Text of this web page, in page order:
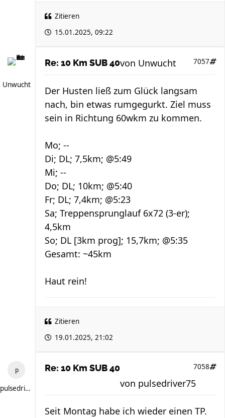
Zitieren
15.01.2025, 09:22
Unwucht
Re: 10 Km SUB 40 7057
von Unwucht
Der Husten ließ zum Glück langsam
nach, bin etwas rumgegurkt. Ziel muss
sein in Richtung 60wkm zu kommen.
Mo; --
Di; DL; 7,5km; @5:49
Mi; --
Do; DL; 10km; @5:40
Fr; DL; 7,4km; @5:23
Sa; Treppensprunglauf 6x72 (3-er);
4,5km
So; DL [3km prog]; 15,7km; @5:35
Gesamt: ~45km
Haut rein!
Zitieren
19.01.2025, 21:02
pulsedriver75
Re: 10 Km SUB 40 7058
von pulsedriver75
Seit Montag habe ich wieder einen TP.